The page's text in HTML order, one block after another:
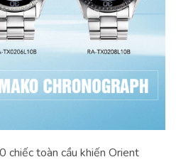
chiếc toàn cầu khiến Orient